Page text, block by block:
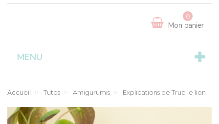
Mon panier
0
MENU
Accueil Tutos Amigurumis Explications de Trub le lion